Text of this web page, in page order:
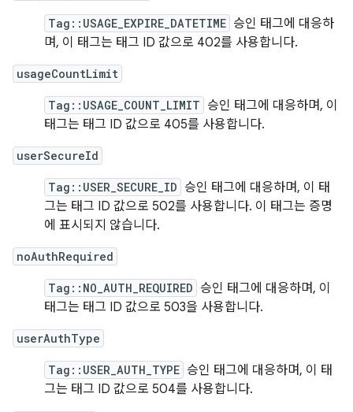
Tag::USAGE_EXPIRE_DATETIME 승인 태그에 대응하
며, 이 태그는 태그 ID 값으로 402를 사용합니다.
usageCountLimit
Tag::USAGE_COUNT_LIMIT 승인 태그에 대응하며, 이
태그는 태그 ID 값으로 405를 사용합니다.
userSecureId
Tag::USER_SECURE_ID 승인 태그에 대응하며, 이 태
그는 태그 ID 값으로 502를 사용합니다. 이 태그는 증명
에 표시되지 않습니다.
noAuthRequired
Tag::NO_AUTH_REQUIRED 승인 태그에 대응하며, 이
태그는 태그 ID 값으로 503을 사용합니다.
userAuthType
Tag::USER_AUTH_TYPE 승인 태그에 대응하며, 이 태
그는 태그 ID 값으로 504를 사용합니다.